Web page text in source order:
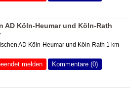
AD Köln-Heumarund Köln-Rath
AD Köln-Heumar und Köln-Rath 1 km
melden Kommentare (0)